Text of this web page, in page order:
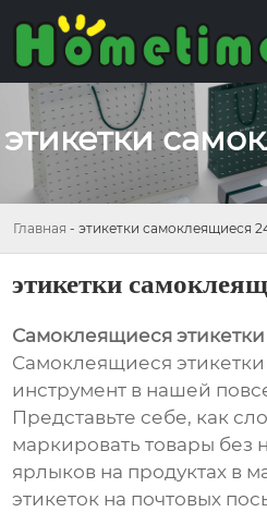
этикетки
Главная - этикетки самоклеящиеся
этикетки
Самоклеящиеся
Самоклеящиеся
инструмент в нашей
Представьте себе, как
маркировать товары без
ярлыков на продуктах в
этикеток на почтовых